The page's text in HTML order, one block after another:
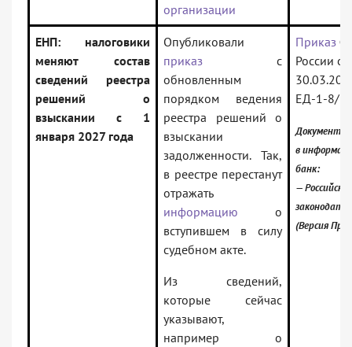
организации
ЕНП: налоговики
меняют состав
сведений реестра
решений о
взыскании с 1
января 2027 года
Опубликовали
приказ с
обновленным
порядком ведения
реестра решений о
взыскании
задолженности. Так,
в реестре перестанут
отражать
информацию о
вступившем в силу
судебном акте.
Из сведений,
которые сейчас
указывают,
например о
Приказ
России от
ЕД-1-8/
Документ
в
банк:
— Российское
(Версия